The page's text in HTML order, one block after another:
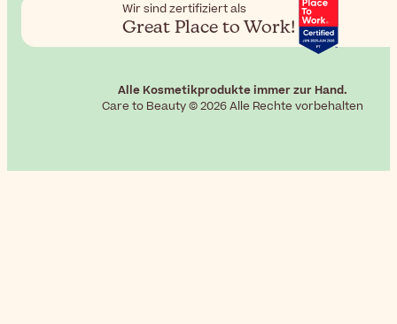
Wir sind zertifiziert als
Great Place to Work!
Alle Kosmetikprodukte immer zur Hand.
Care to Beauty © 2026 Alle Rechte vorbehalten